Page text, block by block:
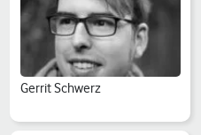
Gerrit Schwerz